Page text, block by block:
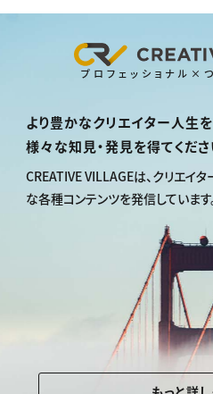
プロフェッショナル×
より豊かなクリエイター人生を
様々な知見・発見を得てくださ
CREATIVE VILLAGEは、 クリエイ
な各種コンテンツを発信しています